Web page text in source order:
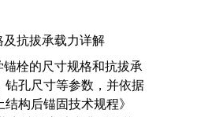
抗拔承载力详解
栓的尺寸规格和抗拔承
钻孔尺寸等参数，并依据
构后锚固技术规程》